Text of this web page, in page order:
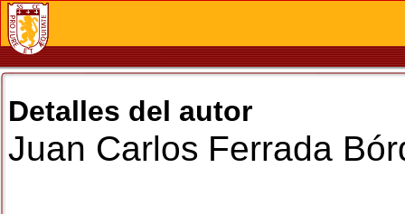
Detalles del autor
Juan Carlos Ferrada